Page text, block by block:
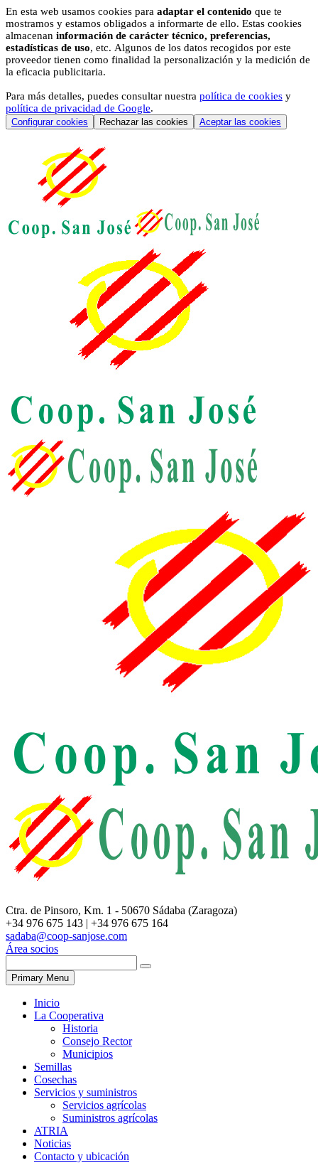
En esta web usamos cookies para adaptar el contenido que te
mostramos y estamos obligados a informarte de ello. Estas cookies
almacenan información de carácter técnico, preferencias,
estadísticas de uso, etc. Algunos de los datos recogidos por este
proveedor tienen como finalidad la personalización y la medición de
la eficacia publicitaria.
Para más detalles, puedes consultar nuestra política de cookies y
política de privacidad de Google.
Configurar cookies Rechazar las cookies Aceptar las cookies
Ctra. de Pinsoro, Km. 1 - 50670 Sádaba (Zaragoza)
+34 976 675 143 | +34 976 675 164
sadaba@coop-sanjose.com
Área socios
Primary Menu
Inicio
La Cooperativa
Historia
Consejo Rector
Municipios
Semillas
Cosechas
Servicios y suministros
Servicios agrícolas
Suministros agrícolas
ATRIA
Noticias
Contacto y ubicación